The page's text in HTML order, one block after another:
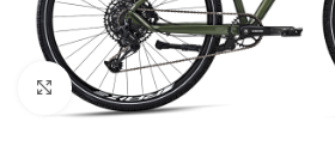
Click to enlarge